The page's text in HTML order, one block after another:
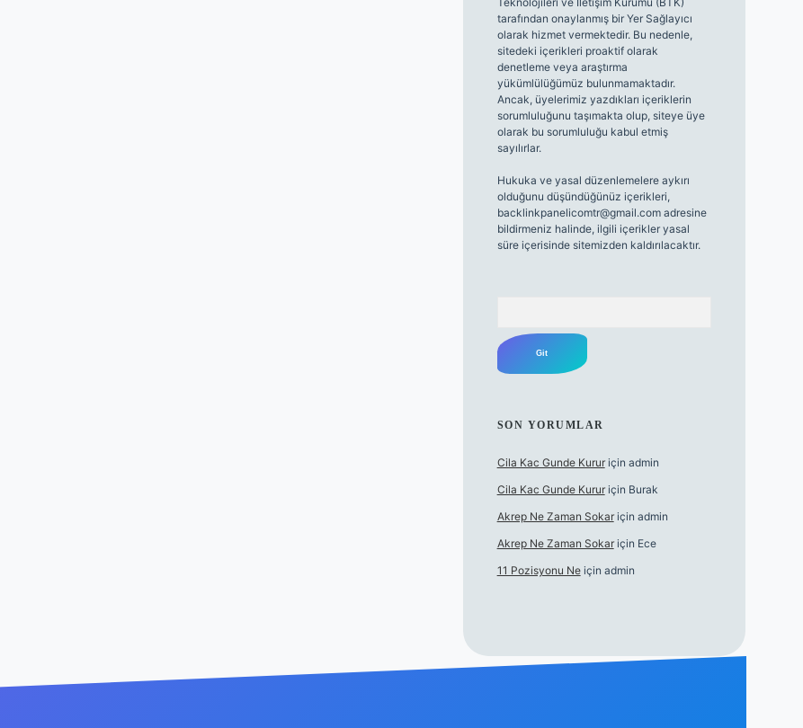
tarafından onaylanmış bir Yer Sağlayıcı
olarak hizmet vermektedir. Bu nedenle,
sitedeki içerikleri proaktif olarak
denetleme veya araştırma
yükümlülüğümüz bulunmamaktadır.
Ancak, üyelerimiz yazdıkları içeriklerin
sorumluluğunu taşımakta olup, siteye üye
olarak bu sorumluluğu kabul etmiş
sayılırlar.
Hukuka ve yasal düzenlemelere aykırı
olduğunu düşündüğünüz içerikleri,
backlinkpanelicomtr@gmail.comadresine
bildirmeniz halinde, ilgili içerikler yasal
süre içerisinde sitemizden kaldırılacaktır.
SON YORUMLAR
Cila Kac Gunde Kururiçin admin
Cila Kac Gunde Kururiçin Burak
Akrep Ne Zaman Sokariçin admin
Akrep Ne Zaman Sokariçin Ece
11 Pozisyonu Neiçin admin